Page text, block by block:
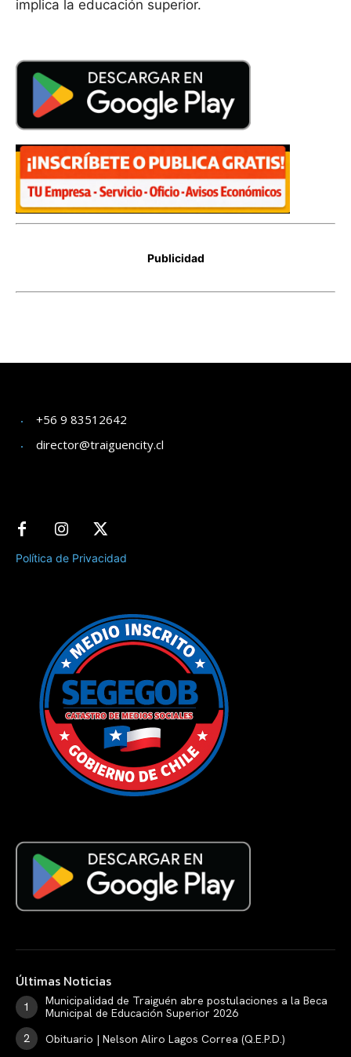
+56 9 83512642
director@traiguencity.cl
Política de Privacidad
Últimas Noticias
Municipalidad de Traiguén abre postulaciones a la Beca
Municipal de Educación Superior 2026
Obituario | Nelson Aliro Lagos Correa (Q.E.P.D.)